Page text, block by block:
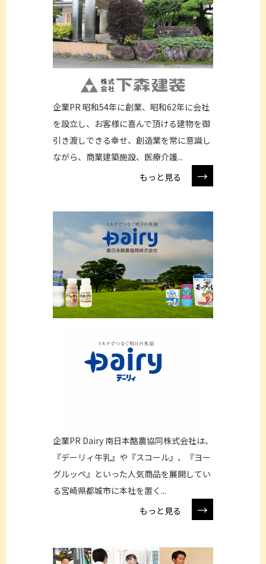
企業PR 昭和54年に創業、昭和62年に会社
を設立し、お客様に喜んで頂ける建物を御
引き渡しできる幸せ、創造業を常に意識し
ながら、商業建築施設、医療介護...
もっと見る
→
企業PR Dairy 南日本酪農協同株式会社は、
『デーリィ牛乳』や『スコール』、『ヨー
グルッペ』といった人気商品を展開してい
る宮崎県都城市に本社を置く...
もっと見る
→